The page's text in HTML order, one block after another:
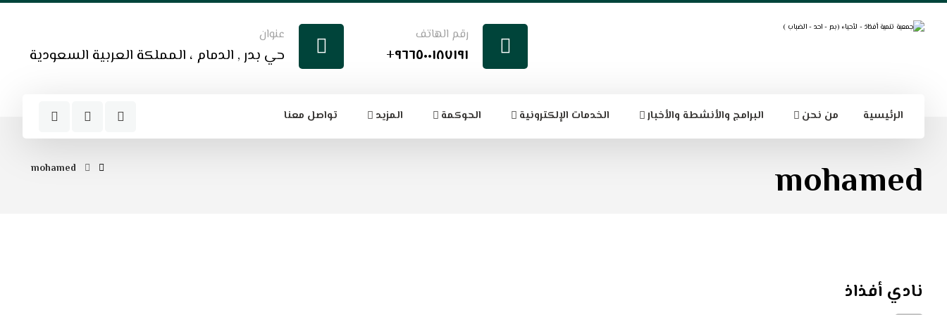
عنوان
حي بدر , الدمام ، المملكة العربية السعودية
رقم الهاتف
٩٦٦٥٠٠١٨٧١٩١+
الرئيسية من نحن البرامج والأنشطة والأخبار الخدمات الإلكترونية الحوكمة المزيد تواصل معنا
mohamed
mohamed
نادي أفذاذ